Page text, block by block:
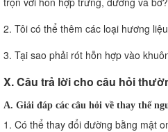
2. Tôi có thể thêm các loại hương
3. Tại sao phải rót hỗn hợp vào
X. Câu trả lời cho câu hỏi
A. Giải đáp các câu hỏi về thay thế
1. Có thể thay đổi đường bằng mật